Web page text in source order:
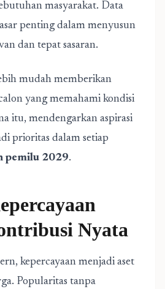
masyarakat. Data
penting dalam menyusun
dan tepat sasaran.
mudah memberikan
yang memahami kondisi
itu, mendengarkan aspirasi
prioritas dalam setiap
pemilu 2029.
Nyata
kepercayaan menjadi aset
Popularitas tanpa